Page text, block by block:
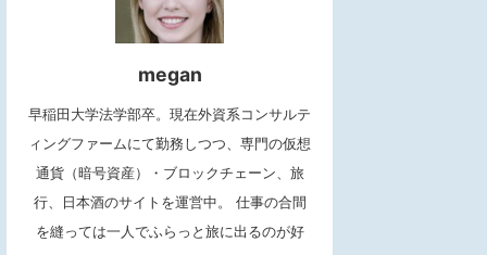
megan
早稲田大学法学部卒。現在外資系コンサルテ
ィングファームにて勤務しつつ、専門の仮想
通貨（暗号資産）・ブロックチェーン、旅
行、日本酒のサイトを運営中。 仕事の合間
を縫っては一人でふらっと旅に出るのが好